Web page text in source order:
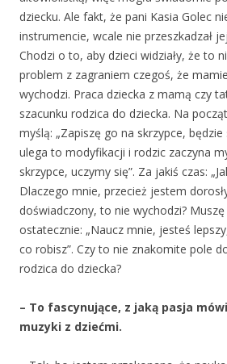
dziecku. Ale fakt, że pani Kasia Golec
instrumencie, wcale nie przeszkadzał
Chodzi o to, aby dzieci widziały, że to
problem z zagraniem czegoś, że
wychodzi. Praca dziecka z mamą czy
szacunku rodzica do dziecka. Na
myślą: „Zapiszę go na skrzypce, będzie
ulega to modyfikacji i rodzic zaczyna
skrzypce, uczymy się”. Za jakiś czas:
Dlaczego mnie, przecież jestem
doświadczony, to nie wychodzi? Muszę
ostatecznie: „Naucz mnie, jesteś
co robisz”. Czy to nie znakomite pole
rodzica do dziecka?
– To fascynujące, z jaką pasja
muzyki z dziećmi.